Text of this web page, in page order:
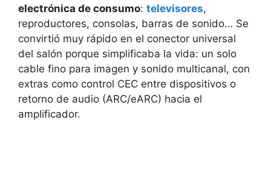
electrónica de consumo: televisores,
reproductores, consolas, barras de sonido… Se
convirtió muy rápido en el conector universal
del salón porque simplificaba la vida: un solo
cable fino para imagen y sonido multicanal, con
extras como control CEC entre dispositivos o
retorno de audio (ARC/eARC) hacia el
amplificador.